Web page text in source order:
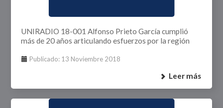
UNIRADIO 18-001 Alfonso Prieto García cumplió
más de 20 años articulando esfuerzos por la región
Publicado: 13 Noviembre 2018
Leer más